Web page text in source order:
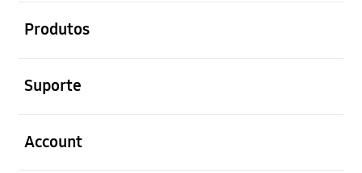
Produtos
Suporte
Account